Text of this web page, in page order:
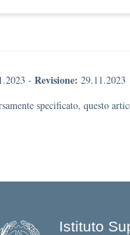
- Revisione: 29.11.2023
specificato, questo
Istituto